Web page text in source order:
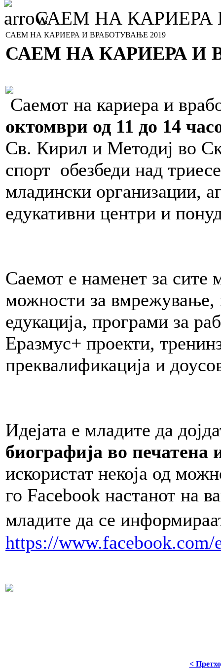
САЕМ НА КАРИЕРА
САЕМ НА КАРИЕРА И ВРАБОТУВАЊЕ 2019
САЕМ НА КАРИЕРА И
Саемот на кариера и
октомври од 11 до 14
Св. Кирил и Методиј во
спорт обезбеди над
младински организации,
едукативни центри и
Саемот е наменет за сите
можности за
едукација, програми за
Еразмус+ проекти,
Идејата е младите да
биографија во
искористат некоја од
го Facebook настанот на
младите да се
https://www.facebook.com/
<